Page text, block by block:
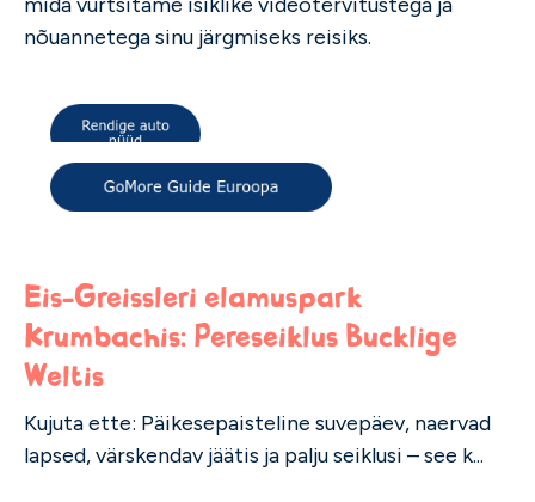
nõuannetega sinu järgmiseks reisiks.
Eis-Greissleri elamuspark
Krumbachis: Pereseiklus Bucklige
Weltis
Kujuta ette: Päikesepaisteline suvepäev, naervad
lapsed, värskendav jäätis ja palju seiklusi – see k...